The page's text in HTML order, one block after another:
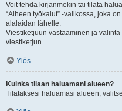
Voit tehdä kirjanmekin tai tilata
“Aiheen työkalut” -valikossa, joka
alalaidan lähelle.
Viestiketjuun vastaaminen ja
viestiketjun.
Ylös
Kuinka tilaan haluamani alueen?
Tilataksesi haluamasi alueen,